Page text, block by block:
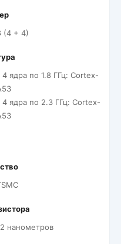
(4 + 4)
4 ядра по 1.8 ГГц: Cortex-
4 ядра по 2.3 ГГц: Cortex-
нанометров